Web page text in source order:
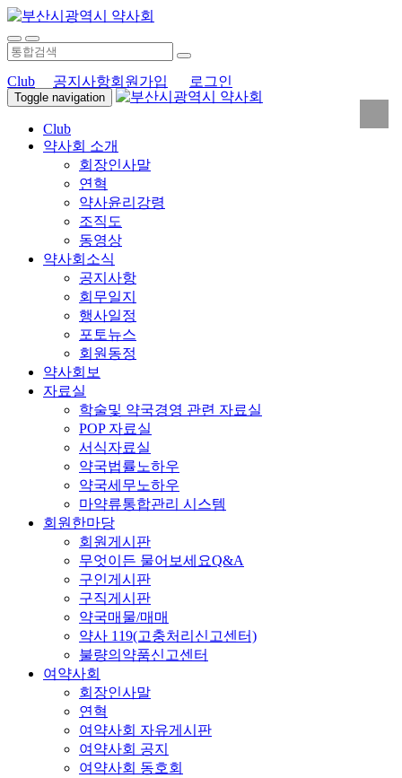
Club 공지사항회원가입 로그인
Toggle navigation
Club
약사회 소개
회장인사말
연혁
약사윤리강령
조직도
동영상
약사회소식
공지사항
회무일지
행사일정
포토뉴스
회원동정
약사회보
자료실
학술및 약국경영 관련 자료실
POP 자료실
서식자료실
약국법률노하우
약국세무노하우
마약류통합관리 시스템
회원한마당
회원게시판
무엇이든 물어보세요Q&A
구인게시판
구직게시판
약국매물/매매
약사 119(고충처리신고센터)
불량의약품신고센터
여약사회
회장인사말
연혁
여약사회 자유게시판
여약사회 공지
여약사회 동호회